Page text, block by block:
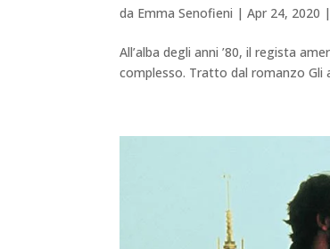
da Emma Senofieni |Apr 24, 2020
All’alba degli anni ’80, il regista
complesso. Tratto dal romanzo Gli